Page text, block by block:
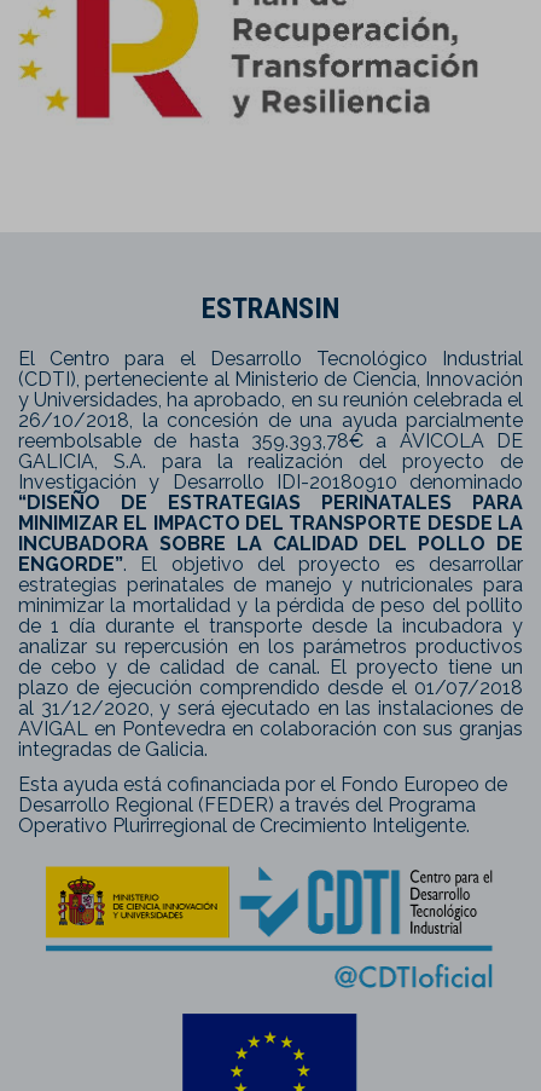
ESTRANSIN
El Centro para el Desarrollo Tecnológico Industrial
(CDTI), perteneciente al Ministerio de Ciencia, Innovación
y Universidades, ha aprobado, en su reunión celebrada el
26/10/2018, la concesión de una ayuda parcialmente
reembolsable de hasta 359.393,78€ a AVICOLA DE
GALICIA, S.A. para la realización del proyecto de
Investigación y Desarrollo IDI-20180910 denominado
“DISEÑO DE ESTRATEGIAS PERINATALES PARA
MINIMIZAR EL IMPACTO DEL TRANSPORTE DESDE LA
INCUBADORA SOBRE LA CALIDAD DEL POLLO DE
ENGORDE”. El objetivo del proyecto es desarrollar
estrategias perinatales de manejo y nutricionales para
minimizar la mortalidad y la pérdida de peso del pollito
de 1 día durante el transporte desde la incubadora y
analizar su repercusión en los parámetros productivos
de cebo y de calidad de canal. El proyecto tiene un
plazo de ejecución comprendido desde el 01/07/2018
al 31/12/2020, y será ejecutado en las instalaciones de
AVIGAL en Pontevedra en colaboración con sus granjas
integradas de Galicia.
Esta ayuda está cofinanciada por el Fondo Europeo de
Desarrollo Regional (FEDER) a través del Programa
Operativo Plurirregional de Crecimiento Inteligente.